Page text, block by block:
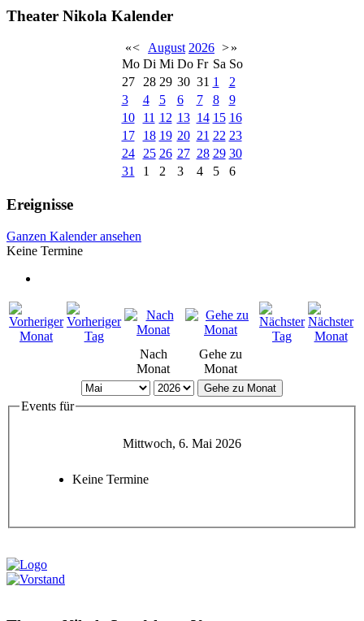
Theater Nikola Kalender
«< August 2026 >»
Mo Di Mi Do Fr Sa So
27
28 29 30 31 1
2
3
4 5 6 7 8
9
10
11 12 13 14 15 16
17
18 19 20 21 22 23
24
25 26 27 28 29 30
31
1 2 3 4 5 6
Ereignisse
Ganzen Kalender ansehen
Keine Termine
Nach
Monat
Gehe zu
Monat
Gehe zu Monat
Events für
Mittwoch, 6. Mai 2026
Keine Termine